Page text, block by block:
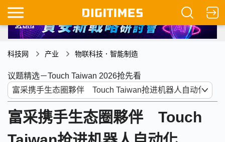
科技网 产业 物联科技．智能制造
议题精选－Touch Taiwan 2026抢先看
富采携手生态圈夥伴 Touch